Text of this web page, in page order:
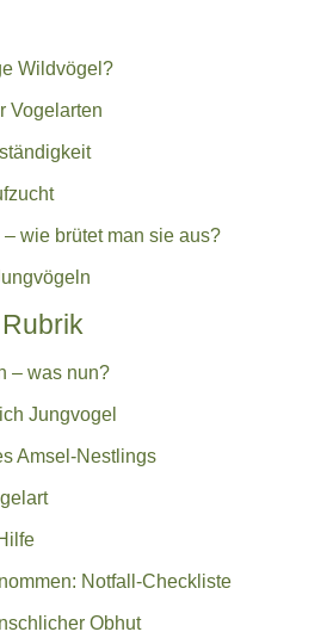
Wildvögel?
Vogelarten
wie brütet man sie aus?
– was nun?
Jungvogel
Amsel-Nestlings
Notfall-Checkliste
Obhut